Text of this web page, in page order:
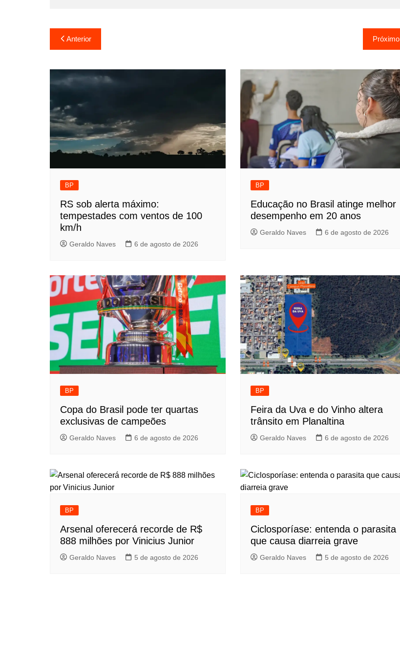
Navegação
de
Post
Anterior Próximo
BP
RS sob alerta máximo:
tempestades com ventos de 100
km/h
Geraldo Naves 6 de agosto de 2026
BP
Educação no Brasil atinge melhor
desempenho em 20 anos
Geraldo Naves 6 de agosto de 2026
BP
Copa do Brasil pode ter quartas
exclusivas de campeões
Geraldo Naves 6 de agosto de 2026
BP
Feira da Uva e do Vinho altera
trânsito em Planaltina
Geraldo Naves 6 de agosto de 2026
BP
Arsenal oferecerá recorde de R$
888 milhões por Vinicius Junior
Geraldo Naves 5 de agosto de 2026
BP
Ciclosporíase: entenda o parasita
que causa diarreia grave
Geraldo Naves 5 de agosto de 2026